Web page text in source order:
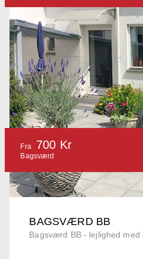
BAGSVÆRD BB
Bagsværd BB - lejlighed med
Fra 700 Kr
Bagsværd